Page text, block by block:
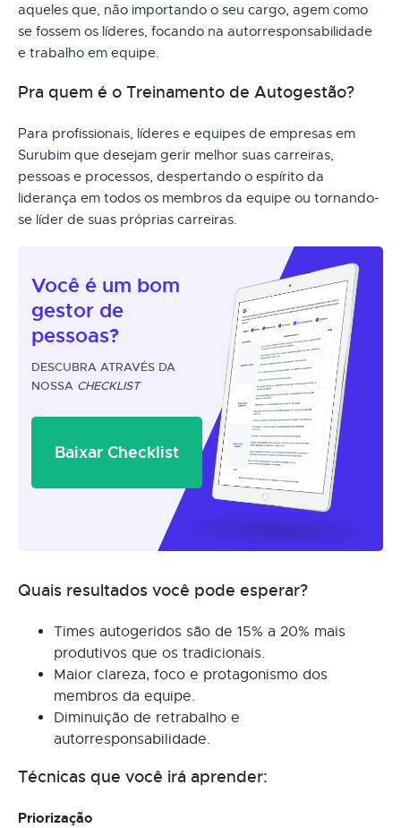
aqueles que, não importando o seu cargo, agem como
se fossem os líderes, focando na autorresponsabilidade
e trabalho em equipe.
Pra quem é o Treinamento de Autogestão?
Para profissionais, líderes e equipes de empresas em
Surubim que desejam gerir melhor suas carreiras,
pessoas e processos, despertando o espírito da
liderança em todos os membros da equipe ou tornando-
se líder de suas próprias carreiras.
Você é um bom
gestor de
pessoas?
DESCUBRA ATRAVÉS DA
NOSSA CHECKLIST
Baixar Checklist
Quais resultados você pode esperar?
Times autogeridos são de 15% a 20% mais
produtivos que os tradicionais.
Maior clareza, foco e protagonismo dos
membros da equipe.
Diminuição de retrabalho e
autorresponsabilidade.
Técnicas que você irá aprender:
Priorização